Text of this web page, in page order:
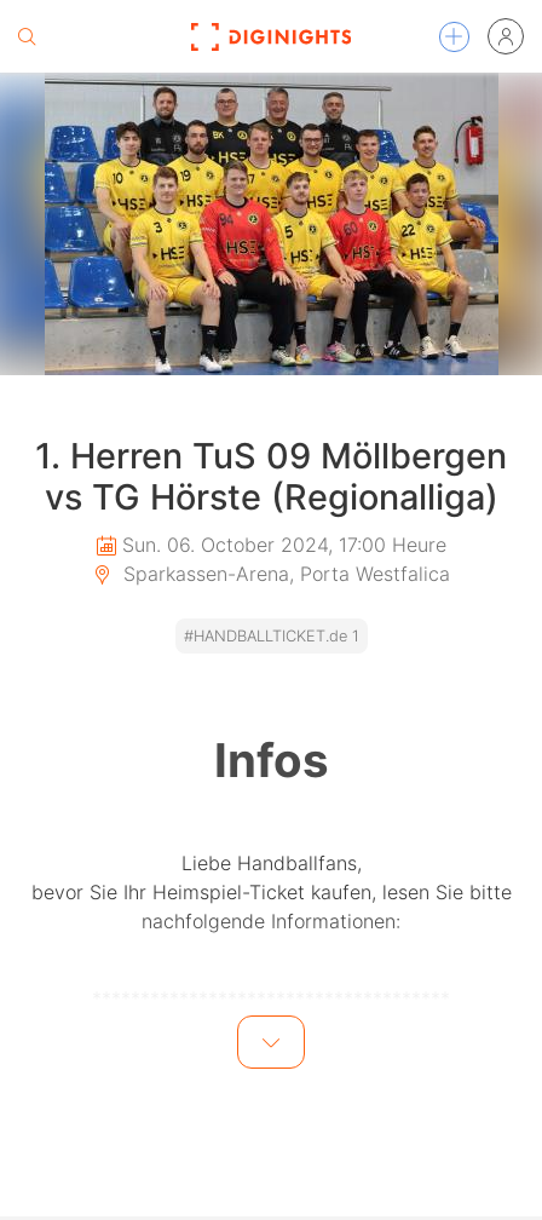
1. Herren TuS 09 Möllbergen
vs TG Hörste (Regionalliga)
Sun. 06. October 2024, 17:00 Heure
Sparkassen-Arena, Porta Westfalica
#HANDBALLTICKET.de 1
Infos
Liebe Handballfans,
bevor Sie Ihr Heimspiel-Ticket kaufen, lesen Sie bitte
nachfolgende Informationen:
Für Tickets an der Tageskasse erheben wir zusätzlich
1,-€ Aufwandsentschädigung